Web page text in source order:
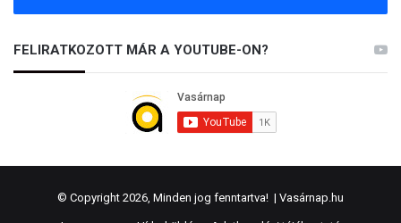
FELIRATKOZOTT MÁR A YOUTUBE-ON?
© Copyright 2026, Minden jog fenntartva! | Vasárnap.hu